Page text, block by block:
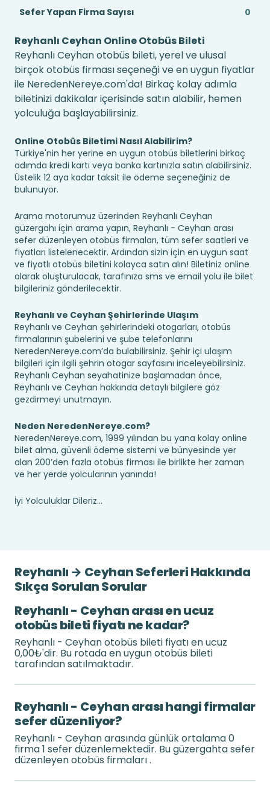
Sefer Yapan Firma Sayısı
0
Reyhanlı Ceyhan Online Otobüs Bileti
Reyhanlı Ceyhan otobüs bileti, yerel ve ulusal
birçok otobüs firması seçeneği ve en uygun fiyatlar
ile NeredenNereye.com'da! Birkaç kolay adımla
biletinizi dakikalar içerisinde satın alabilir, hemen
yolculuğa başlayabilirsiniz.
Online Otobüs Biletimi Nasıl Alabilirim?
Türkiye'nin her yerine en uygun otobüs biletlerini birkaç
adımda kredi kartı veya banka kartınızla satın alabilirsiniz.
Üstelik 12 aya kadar taksit ile ödeme seçeneğiniz de
bulunuyor.
Arama motorumuz üzerinden Reyhanlı Ceyhan
güzergahı için arama yapın, Reyhanlı - Ceyhan arası
sefer düzenleyen otobüs firmaları, tüm sefer saatleri ve
fiyatları listelenecektir. Ardından sizin için en uygun saat
ve fiyatlı otobüs biletini kolayca satın alın! Biletiniz online
olarak oluşturulacak, tarafınıza sms ve email yolu ile bilet
bilgileriniz gönderilecektir.
Reyhanlı ve Ceyhan Şehirlerinde Ulaşım
Reyhanlı ve Ceyhan şehirlerindeki otogarları, otobüs
firmalarının şubelerini ve şube telefonlarını
NeredenNereye.com’da bulabilirsiniz. Şehir içi ulaşım
bilgileri için ilgili şehrin otogar sayfasını inceleyebilirsiniz.
Reyhanlı Ceyhan seyahatinize başlamadan önce,
Reyhanlı ve Ceyhan hakkında detaylı bilgilere göz
gezdirmeyi unutmayın.
Neden NeredenNereye.com?
NeredenNereye.com, 1999 yılından bu yana kolay online
bilet alma, güvenli ödeme sistemi ve bünyesinde yer
alan 200’den fazla otobüs firması ile birlikte her zaman
ve her yerde yolcularının yanında!
İyi Yolculuklar Dileriz...
Reyhanlı → Ceyhan Seferleri Hakkında
Sıkça Sorulan Sorular
Reyhanlı - Ceyhan arası en ucuz
otobüs bileti fiyatı ne kadar?
Reyhanlı - Ceyhan otobüs bileti fiyatı en ucuz
0,00₺'dir. Bu rotada en uygun otobüs bileti
tarafından satılmaktadır.
Reyhanlı - Ceyhan arası hangi firmalar
sefer düzenliyor?
Reyhanlı - Ceyhan arasında günlük ortalama 0
firma 1 sefer düzenlemektedir. Bu güzergahta sefer
düzenleyen otobüs firmaları .